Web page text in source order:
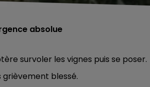
absolue
survoler les vignes puis se poser.
grièvement blessé.